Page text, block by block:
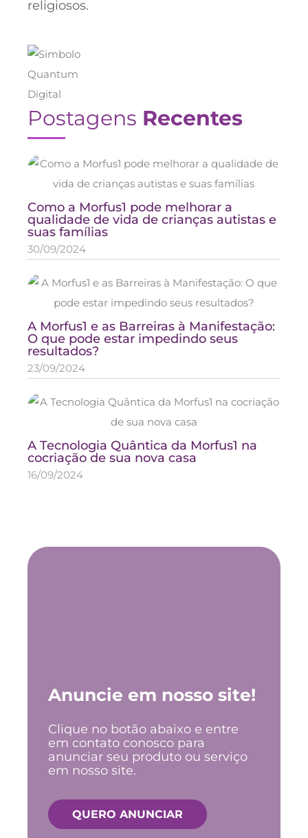
religiosos.
Postagens Recentes
Como a Morfus1 pode melhorar a
qualidade de vida de crianças autistas e
suas famílias
30/09/2024
A Morfus1 e as Barreiras à Manifestação:
O que pode estar impedindo seus
resultados?
23/09/2024
A Tecnologia Quântica da Morfus1 na
cocriação de sua nova casa
16/09/2024
Anuncie em nosso site!
Clique no botão abaixo e entre
em contato conosco para
anunciar seu produto ou serviço
em nosso site.
QUERO ANUNCIAR